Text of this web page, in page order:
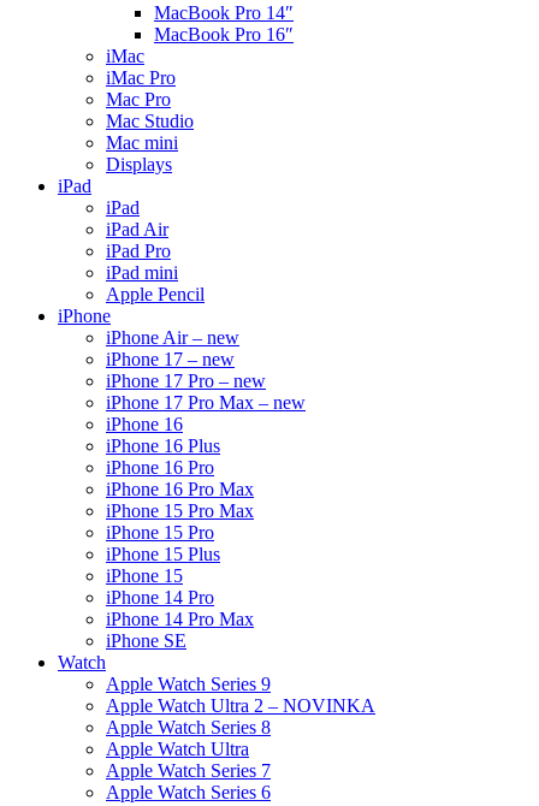
MacBook Pro 14″
MacBook Pro 16″
iMac
iMac Pro
Mac Pro
Mac Studio
Mac mini
Displays
iPad
iPad
iPad Air
iPad Pro
iPad mini
Apple Pencil
iPhone
iPhone Air – new
iPhone 17 – new
iPhone 17 Pro – new
iPhone 17 Pro Max – new
iPhone 16
iPhone 16 Plus
iPhone 16 Pro
iPhone 16 Pro Max
iPhone 15 Pro Max
iPhone 15 Pro
iPhone 15 Plus
iPhone 15
iPhone 14 Pro
iPhone 14 Pro Max
iPhone SE
Watch
Apple Watch Series 9
Apple Watch Ultra 2 – NOVINKA
Apple Watch Series 8
Apple Watch Ultra
Apple Watch Series 7
Apple Watch Series 6